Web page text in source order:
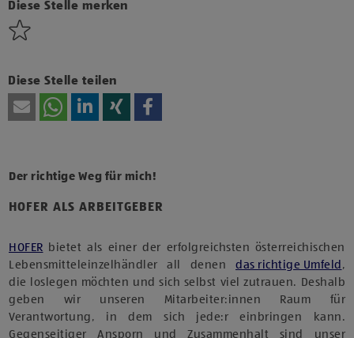
Diese Stelle merken
Diese Stelle teilen
HOFER ALS ARBEITGEBER
Der richtige Weg für mich!
HOFER bietet als einer der erfolgreichsten österreichischen
Lebensmitteleinzelhändler all denen das richtige Umfeld ,
die loslegen möchten und sich selbst viel zutrauen. Deshalb
geben wir unseren Mitarbeiter:innen Raum für
Verantwortung, in dem sich jede:r einbringen kann.
Gegenseitiger Ansporn und Zusammenhalt sind unser